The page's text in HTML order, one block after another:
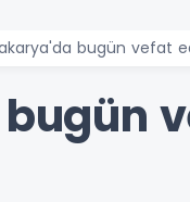
bugün vefat